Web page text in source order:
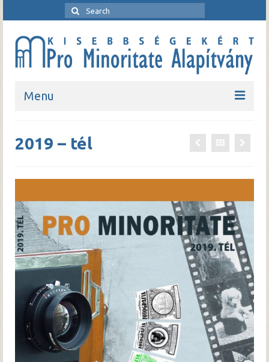
Search
for:
Menu
Rendezvények
Pro Minoritate folyóirat
Pro Minoritate könyvsorozat
Kapcsolat
Archívum
2019 – tél